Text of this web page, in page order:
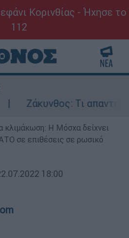
Κορινθίας - Ήχησε το
112
Ζάκυνθος: Τι απαντά η
κλιμάκωση: Η Μόσχα δείχνει
σε επιθέσεις σε ρωσικό
18:00